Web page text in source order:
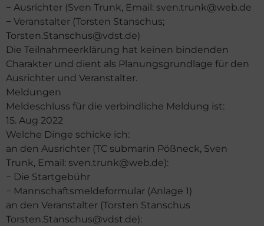
− Ausrichter (Sven Trunk, Email: sven.trunk@web.de
− Veranstalter (Torsten Stanschus;
Torsten.Stanschus@vdst.de)
Die Teilnahmeerklärung hat keinen bindenden
Charakter und dient als Planungsgrundlage für den
Ausrichter und Veranstalter.
Meldungen
Meldeschluss für die verbindliche Meldung ist:
15. Aug 2022
Welche Dinge schicke ich:
an den Ausrichter (TC submarin Pößneck, Sven
Trunk, Email: sven.trunk@web.de):
− Die Startgebühr
− Mannschaftsmeldeformular (Anlage 1)
an den Veranstalter (Torsten Stanschus
Torsten.Stanschus@vdst.de):